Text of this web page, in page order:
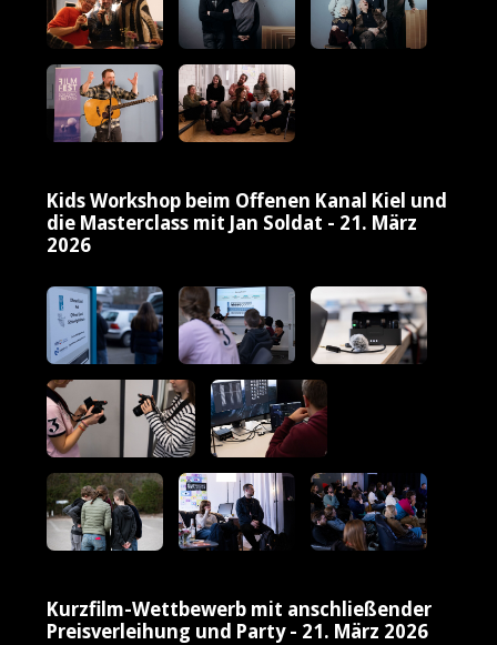
Kids Workshop beim Offenen Kanal Kiel und
die Masterclass mit Jan Soldat - 21. März
2026
Kurzfilm-Wettbewerb mit anschließender
Preisverleihung und Party - 21. März 2026